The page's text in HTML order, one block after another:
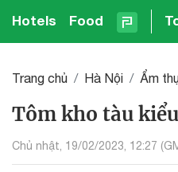
Hotels Food
Trang chủ Hà Nội Ẩm
Tôm kho tàu
Chủ nhật, 19/02/2023, 12:27